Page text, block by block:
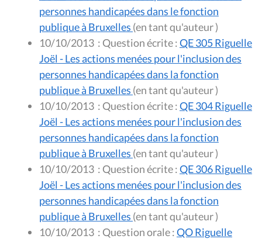
personnes handicapées dans le fonction
publique à Bruxelles
(en tant qu'auteur )
10/10/2013 : Question écrite :QE 305 Riguelle
Joël - Les actions menées pour l'inclusion des
personnes handicapées dans la fonction
publique à Bruxelles
(en tant qu'auteur )
10/10/2013 : Question écrite :QE 304 Riguelle
Joël - Les actions menées pour l'inclusion des
personnes handicapées dans la fonction
publique à Bruxelles
(en tant qu'auteur )
10/10/2013 : Question écrite :QE 306 Riguelle
Joël - Les actions menées pour l'inclusion des
personnes handicapées dans la fonction
publique à Bruxelles
(en tant qu'auteur )
10/10/2013 : Question orale :QO Riguelle